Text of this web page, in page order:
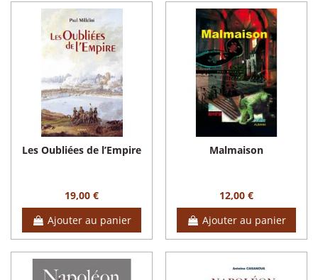
Les Oubliées de l’Empire
19,00 €
Ajouter au panier
Malmaison
12,00 €
Ajouter au panier